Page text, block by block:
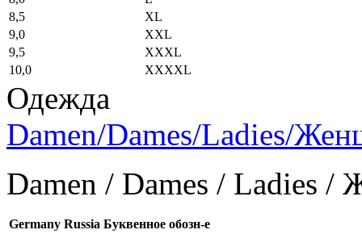
8,5
XL
9,0
XXL
9,5
XXXL
10,0
XXXXL
Одежда
Damen/Dames/Ladies/
Damen / Dames / Ladies
Germany Russia Буквенное обозн-е